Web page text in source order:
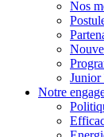
Nos
Junior
Notre